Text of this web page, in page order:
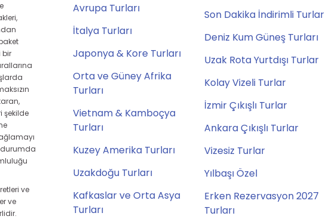
bir
şekilde
durumda
ve
ve
Avrupa Turları
İtalya Turları
Japonya & Kore Turları
Orta ve Güney Afrika
Turları
Vietnam & Kamboçya
Turları
Kuzey Amerika Turları
Uzakdoğu Turları
Kafkaslar ve Orta Asya
Turları
Son Dakika İndirimli Turlar
Deniz Kum Güneş Turları
Uzak Rota Yurtdışı Turlar
Kolay Vizeli Turlar
İzmir Çıkışlı Turlar
Ankara Çıkışlı Turlar
Vizesiz Turlar
Yılbaşı Özel
Erken Rezervasyon 2027
Turları